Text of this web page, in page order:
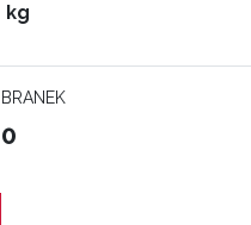
kg
BRANEK
0